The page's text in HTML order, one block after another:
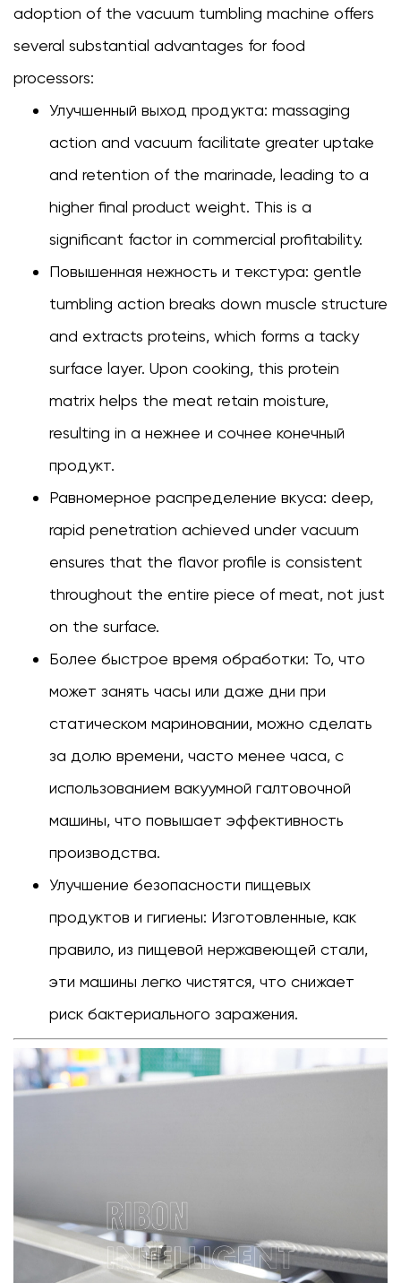
adoption of the vacuum tumbling machine offers
several substantial advantages for food
processors:
Улучшенный выход продукта: massaging
action and vacuum facilitate greater uptake
and retention of the marinade, leading to a
higher final product weight. This is a
significant factor in commercial profitability.
Повышенная нежность и текстура: gentle
tumbling action breaks down muscle structure
and extracts proteins, which forms a tacky
surface layer. Upon cooking, this protein
matrix helps the meat retain moisture,
resulting in a нежнее и сочнее конечный
продукт.
Равномерное распределение вкуса: deep,
rapid penetration achieved under vacuum
ensures that the flavor profile is consistent
throughout the entire piece of meat, not just
on the surface.
Более быстрое время обработки: То, что
может занять часы или даже дни при
статическом мариновании, можно сделать
за долю времени, часто менее часа, с
использованием вакуумной галтовочной
машины, что повышает эффективность
производства.
Улучшение безопасности пищевых
продуктов и гигиены: Изготовленные, как
правило, из пищевой нержавеющей стали,
эти машины легко чистятся, что снижает
риск бактериального заражения.